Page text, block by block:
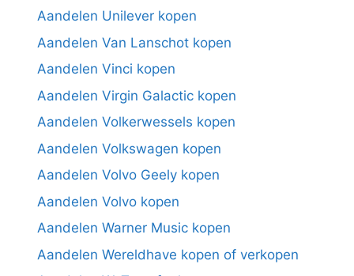
Aandelen Unilever kopen
Aandelen Van Lanschot kopen
Aandelen Vinci kopen
Aandelen Virgin Galactic kopen
Aandelen Volkerwessels kopen
Aandelen Volkswagen kopen
Aandelen Volvo Geely kopen
Aandelen Volvo kopen
Aandelen Warner Music kopen
Aandelen Wereldhave kopen of verkopen